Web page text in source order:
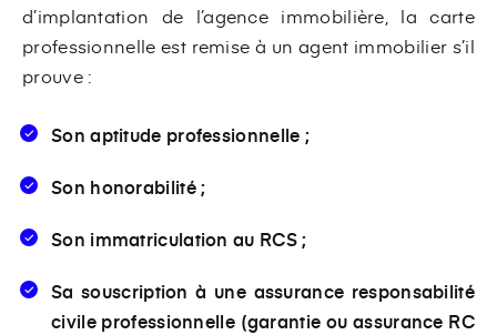
d’implantation de l’agence immobilière, la carte
professionnelle est remise à un agent immobilier s’il
prouve :
Son aptitude professionnelle ;
Son honorabilité ;
Son immatriculation au RCS ;
Sa souscription à une assurance responsabilité
civile professionnelle (garantie ou assurance RC